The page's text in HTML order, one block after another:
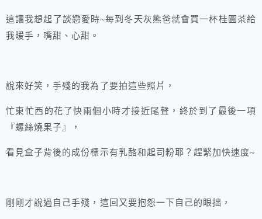
這讓我想起了談戀愛時~每到冬天灰熊爸就會買一杯桂圓茶給
我暖手，嘴甜、心甜。
說來好笑，手殘的我為了要拍這些照片，
忙東忙西的花了快兩個小時才接近尾聲，終於到了最後一項
『螺絲燒果子』，
看見盒子背後的成份標示有乳酪和起司粉耶？趕緊加快速度~
剛剛才說過自己手殘，這回又要抱怨一下自己的眼拙，